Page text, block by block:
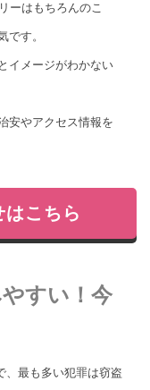
ーはもちろんのこ
です。
イメージがわかない
安やアクセス情報を
こちら
すい！今
、最も多い犯罪は窃盗